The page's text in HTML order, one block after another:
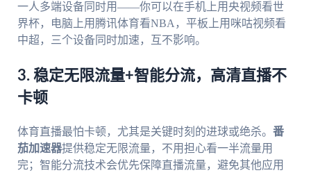
一人多端设备同时用——你可以在手机上用央视频看世
界杯，电脑上用腾讯体育看NBA，平板上用咪咕视频看
中超，三个设备同时加速，互不影响。
3. 稳定无限流量+智能分流，高清直播不
卡顿
体育直播最怕卡顿，尤其是关键时刻的进球或绝杀。 番
茄加速器提供稳定无限流量，不用担心看一半流量用
完；智能分流技术会优先保障直播流量，避免其他应用